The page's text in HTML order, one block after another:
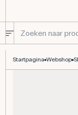
Startpagina Webshop